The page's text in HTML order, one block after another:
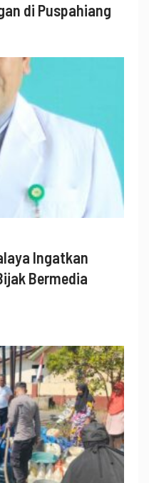
di Puspahiang
Ingatkan
Bermedia